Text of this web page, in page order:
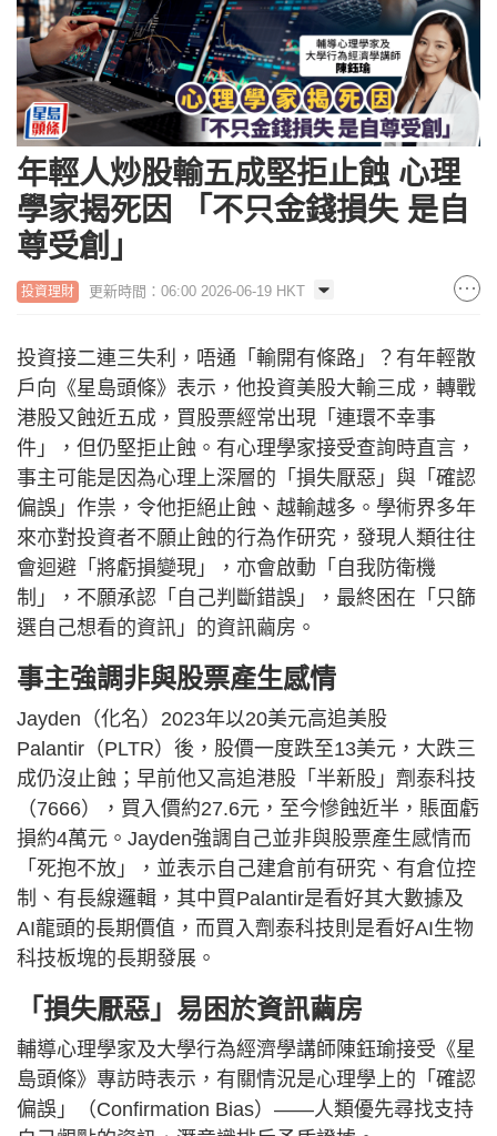
年輕人炒股輸五成堅拒止蝕 心理
學家揭死因 「不只金錢損失 是自
尊受創」
投資理財 更新時間：06:00 2026-06-19 HKT
投資接二連三失利，唔通「輸開有條路」？有年輕散
戶向《星島頭條》表示，他投資美股大輸三成，轉戰
港股又蝕近五成，買股票經常出現「連環不幸事
件」，但仍堅拒止蝕。有心理學家接受查詢時直言，
事主可能是因為心理上深層的「損失厭惡」與「確認
偏誤」作祟，令他拒絕止蝕、越輸越多。學術界多年
來亦對投資者不願止蝕的行為作研究，發現人類往往
會迴避「將虧損變現」，亦會啟動「自我防衛機
制」，不願承認「自己判斷錯誤」，最終困在「只篩
選自己想看的資訊」的資訊繭房。
事主強調非與股票產生感情
Jayden（化名）2023年以20美元高追美股
Palantir（PLTR）後，股價一度跌至13美元，大跌三
成仍沒止蝕；早前他又高追港股「半新股」劑泰科技
（7666），買入價約27.6元，至今慘蝕近半，賬面虧
損約4萬元。Jayden強調自己並非與股票產生感情而
「死抱不放」，並表示自己建倉前有研究、有倉位控
制、有長線邏輯，其中買Palantir是看好其大數據及
AI龍頭的長期價值，而買入劑泰科技則是看好AI生物
科技板塊的長期發展。
「損失厭惡」易困於資訊繭房
輔導心理學家及大學行為經濟學講師陳鈺瑜接受《星
島頭條》專訪時表示，有關情況是心理學上的「確認
偏誤」（Confirmation Bias）——人類優先尋找支持